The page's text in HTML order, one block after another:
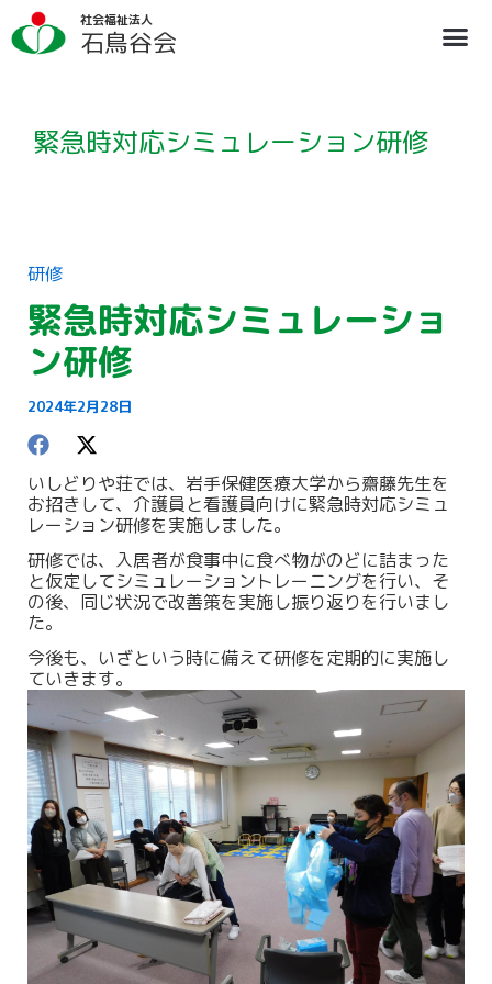
容
を
社会福祉法人
石鳥谷会
緊急時対応シミュレーション研修
研修
緊急時対応シミュレーショ
ン研修
2024年2月28日
いしどりや荘では、岩手保健医療大学から齋藤先生を
お招きして、介護員と看護員向けに緊急時対応シミュ
レーション研修を実施しました。
研修では、入居者が食事中に食べ物がのどに詰まった
と仮定してシミュレーショントレーニングを行い、そ
の後、同じ状況で改善策を実施し振り返りを行いまし
た。
今後も、いざという時に備えて研修を定期的に実施し
ていきます。
ア
ー
カ